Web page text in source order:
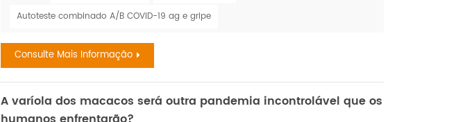
são transmitido...
Autoteste combinado A/B COVID-19 ag e gripe
Consulte Mais Informação
A varíola dos macacos será outra pandemia incontrolável que os